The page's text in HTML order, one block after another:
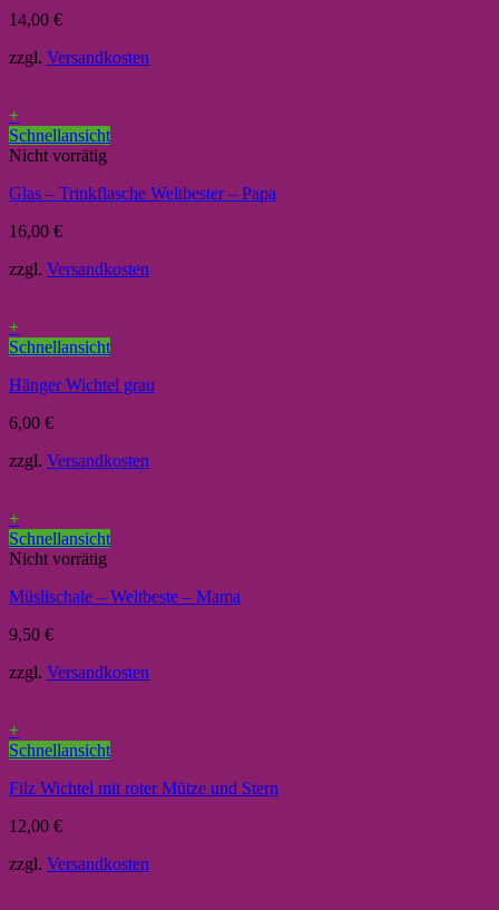
14,00 €
zzgl. Versandkosten
+
Schnellansicht
Nicht vorrätig
Glas – Trinkflasche Weltbester – Papa
16,00 €
zzgl. Versandkosten
+
Schnellansicht
Hänger Wichtel grau
6,00 €
zzgl. Versandkosten
+
Schnellansicht
Nicht vorrätig
Müslischale – Weltbeste – Mama
9,50 €
zzgl. Versandkosten
+
Schnellansicht
Filz Wichtel mit roter Mütze und Stern
12,00 €
zzgl. Versandkosten